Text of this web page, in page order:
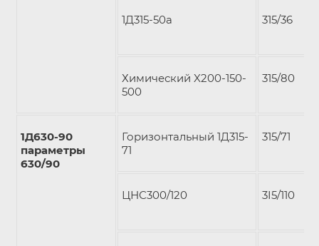
1Д315-50а 315/36
Химический X200-150-
500
315/80
1Д630-90
параметры
630/90
Горизонтальный 1Д315-
71
315/71
ЦНС300/120 3I5/110